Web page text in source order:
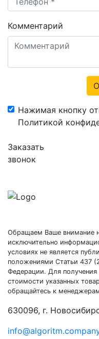
Комментарий
Нажимая кнопку
Политикой
Заказать
звонок
Обращаем Ваше внимание
исключительно
условиях не является
положениями Статьи 437
Федерации. Для
стоимости указанных
обращайтесь к
630096, г.